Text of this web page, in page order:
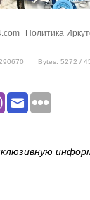
Политика
Bytes: 5272 /